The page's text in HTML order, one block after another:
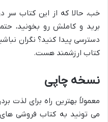
خب، حالا که از این کتاب سر
برید و کاملش رو بخونید،
دسترسی پیدا کنید؟ نگران
کتاب ارزشمند هست.
نسخه چاپی
معمولاً بهترین راه برای لذت
می تونید به کتاب فروشی